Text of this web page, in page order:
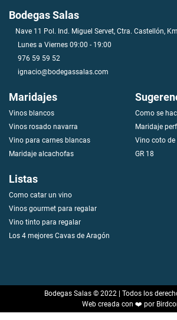
Bodegas Salas
Nave 11 Pol. Ind. Miguel Servet, Ctra. Castellón,
Lunes a Viernes 09:00 - 19:00
976 59 59 52
ignacio@bodegassalas.com
Maridajes
Vinos blancos
Vinos rosado navarra
Vino para carnes blancas
Maridaje alcachofas
Como se
Maridaje
Vino coto de
GR 18
Listas
Como catar un vino
Vinos gourmet para regalar
Vino tinto para regalar
Los 4 mejores Cavas de Aragón
Bodegas Salas © 2022 | Todos los
Web creada con ❤️ por